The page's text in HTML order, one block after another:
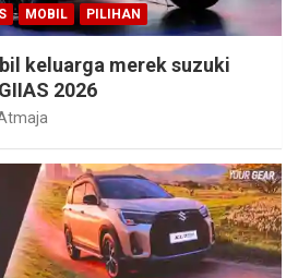
MOBIL PILIHAN
keluarga merek suzuki
2026